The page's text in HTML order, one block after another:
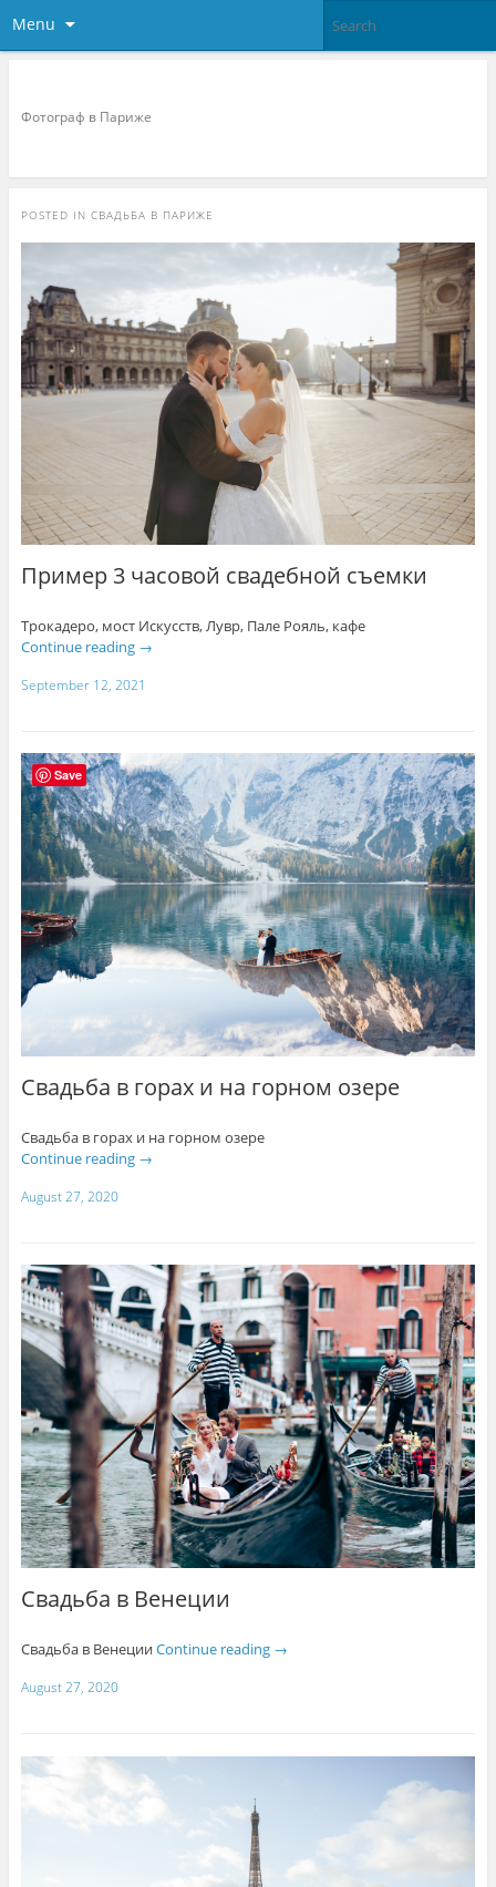
Menu
Фотограф в Париже
POSTED IN СВАДЬБА В ПАРИЖЕ
Пример 3 часовой свадебной съемки
Трокадеро, мост Искусств, Лувр, Пале Рояль, кафе
Continue reading →
September 12, 2021
Свадьба в горах и на горном озере
Свадьба в горах и на горном озере
Continue reading →
August 27, 2020
Свадьба в Венеции
Свадьба в ВенецииContinue reading →
August 27, 2020
Save